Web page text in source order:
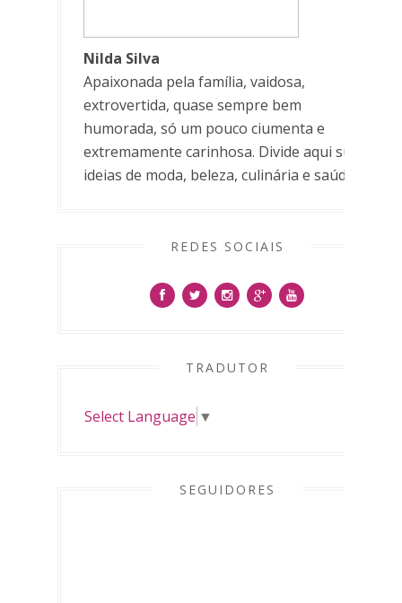
Nilda Silva
Apaixonada pela família, vaidosa,
extrovertida, quase sempre bem
humorada, só um pouco ciumenta e
extremamente carinhosa. Divide aqui suas
ideias de moda, beleza, culinária e saúde.
REDES SOCIAIS
TRADUTOR
Select Language ▼
SEGUIDORES